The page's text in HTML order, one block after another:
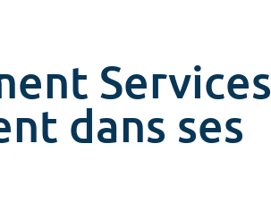
Services
dans ses